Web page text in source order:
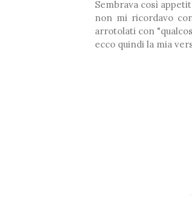
Sembrava così
non mi ricordavo
arrotolati con
ecco quindi la mia